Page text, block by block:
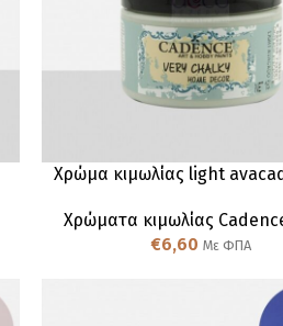
Χρώμα κιμωλίας light
Χρώματα κιμωλίας
€6,60 Με ΦΠΑ